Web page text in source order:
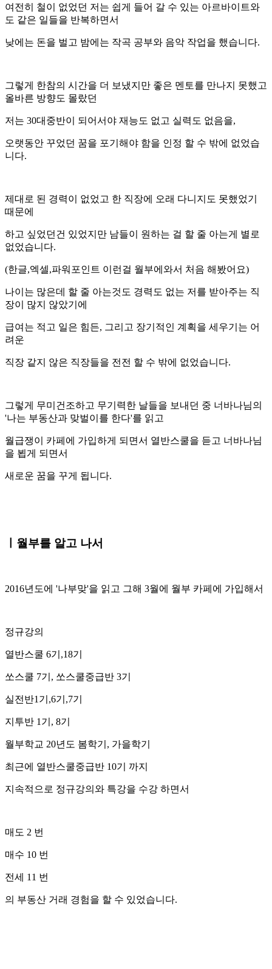
여전히 철이 없었던 저는 쉽게 들어 갈 수 있는 아르바이트와
도 같은 일들을 반복하면서
낮에는 돈을 벌고 밤에는 작곡 공부와 음악 작업을 했습니다.
그렇게 한참의 시간을 더 보냈지만 좋은 멘토를 만나지 못했고
올바른 방향도 몰랐던
저는 30대중반이 되어서야 재능도 없고 실력도 없음을,
오랫동안 꾸었던 꿈을 포기해야 함을 인정 할 수 밖에 없었습
니다.
제대로 된 경력이 없었고 한 직장에 오래 다니지도 못했었기
때문에
하고 싶었던건 있었지만 남들이 원하는 걸 할 줄 아는게 별로
없었습니다.
(한글,엑셀,파워포인트 이런걸 월부에와서 처음 해봤어요)
나이는 많은데 할 줄 아는것도 경력도 없는 저를 받아주는 직
장이 많지 않았기에
급여는 적고 일은 힘든, 그리고 장기적인 계획을 세우기는 어
려운
직장 같지 않은 직장들을 전전 할 수 밖에 없었습니다.
그렇게 무미건조하고 무기력한 날들을 보내던 중 너바나님의
'나는 부동산과 맞벌이를 한다'를 읽고
월급쟁이 카페에 가입하게 되면서 열반스쿨을 듣고 너바나님
을 뵙게 되면서
새로운 꿈을 꾸게 됩니다.
ㅣ월부를 알고 나서
2016년도에 '나부맞'을 읽고 그해 3월에 월부 카페에 가입해서
정규강의
열반스쿨 6기,18기
쏘스쿨 7기, 쏘스쿨중급반 3기
실전반1기,6기,7기
지투반 1기, 8기
월부학교 20년도 봄학기, 가을학기
최근에 열반스쿨중급반 10기 까지
지속적으로 정규강의와 특강을 수강 하면서
매도 2 번
매수 10 번
전세 11 번
의 부동산 거래 경험을 할 수 있었습니다.